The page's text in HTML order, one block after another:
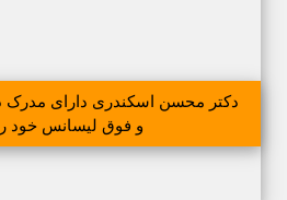
دکتر محسن اسکندری دارای مدرک
و فوق لیسانس خود